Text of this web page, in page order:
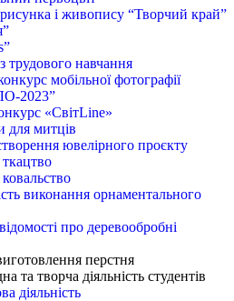
і живопису “Творчий край”
трудового навчання
мобільної фотографії
2023”
«СвітLine»
для митців
ювелірного проєкту
виконання орнаментального
про деревообробні
перстня
та творча діяльність студентів
діяльність